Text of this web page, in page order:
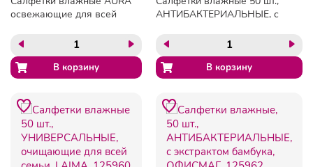
освежающие для всей
АНТИБАКТЕРИАЛЬНЫЕ, с
"Antibacterial", 125959